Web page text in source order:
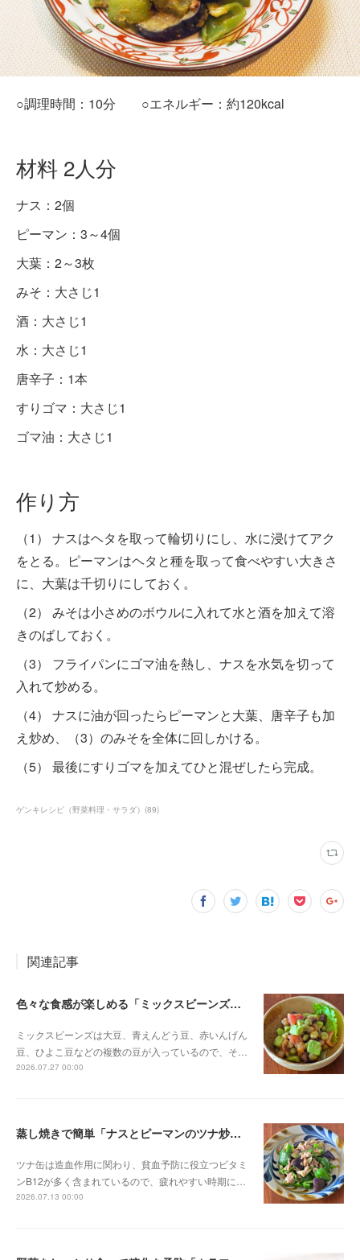
○調理時間：10分 ○エネルギー：約120kcal
材料 2人分
ナス：2個
ピーマン：3～4個
大葉：2～3枚
みそ：大さじ1
酒：大さじ1
水：大さじ1
唐辛子：1本
すりゴマ：大さじ1
ゴマ油：大さじ1
作り方
（1） ナスはヘタを取って輪切りにし、水に浸けてアク
をとる。ピーマンはヘタと種を取って食べやすい大きさ
に、大葉は千切りにしておく。
（2） みそは小さめのボウルに入れて水と酒を加えて溶
きのばしておく。
（3） フライパンにゴマ油を熱し、ナスを水気を切って
入れて炒める。
（4） ナスに油が回ったらピーマンと大葉、唐辛子も加
え炒め、（3）のみそを全体に回しかける。
（5） 最後にすりゴマを加えてひと混ぜしたら完成。
ゲンキレシピ（野菜料理・サラダ） (89)
関連記事
色々な食感が楽しめる「ミックスビーンズとアボカドのサラダ」
ミックスビーンズは大豆、青えんどう豆、赤いんげん
豆、ひよこ豆などの複数の豆が入っているので、そ…
2026.07.27 00:00
蒸し焼きで簡単「ナスとピーマンのツナ炒め」
ツナ缶は造血作用に関わり、貧血予防に役立つビタミ
ンB12が多く含まれているので、疲れやすい時期に…
2026.07.13 00:00